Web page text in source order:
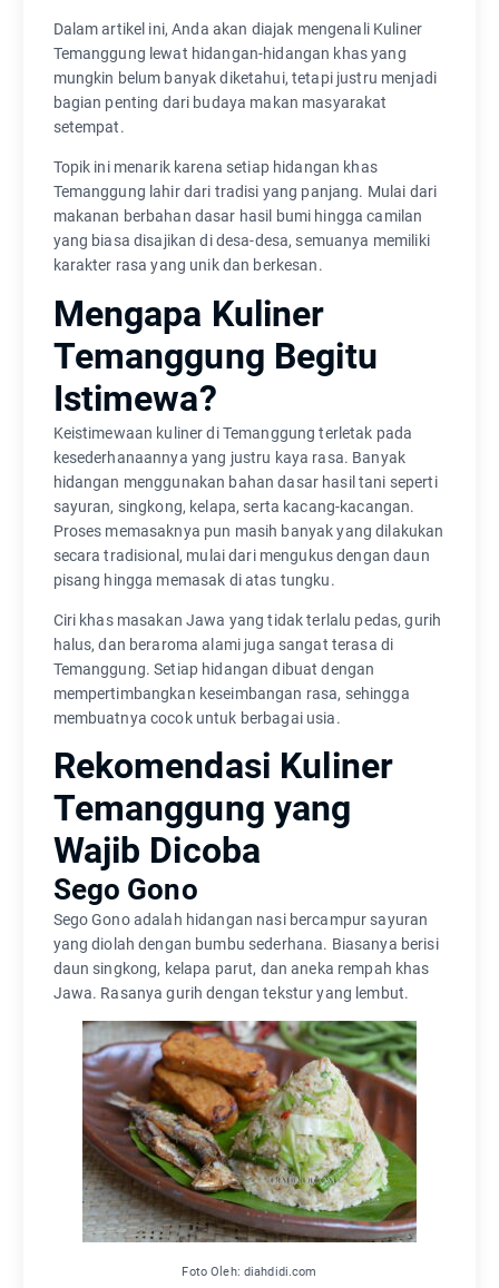
Dalam artikel ini, Anda akan diajak mengenali Kuliner
Temanggung lewat hidangan-hidangan khas yang
mungkin belum banyak diketahui, tetapi justru menjadi
bagian penting dari budaya makan masyarakat
setempat.
Topik ini menarik karena setiap hidangan khas
Temanggung lahir dari tradisi yang panjang. Mulai dari
makanan berbahan dasar hasil bumi hingga camilan
yang biasa disajikan di desa-desa, semuanya memiliki
karakter rasa yang unik dan berkesan.
Mengapa Kuliner
Temanggung Begitu
Istimewa?
Keistimewaan kuliner di Temanggung terletak pada
kesederhanaannya yang justru kaya rasa. Banyak
hidangan menggunakan bahan dasar hasil tani seperti
sayuran, singkong, kelapa, serta kacang-kacangan.
Proses memasaknya pun masih banyak yang dilakukan
secara tradisional, mulai dari mengukus dengan daun
pisang hingga memasak di atas tungku.
Ciri khas masakan Jawa yang tidak terlalu pedas, gurih
halus, dan beraroma alami juga sangat terasa di
Temanggung. Setiap hidangan dibuat dengan
mempertimbangkan keseimbangan rasa, sehingga
membuatnya cocok untuk berbagai usia.
Rekomendasi Kuliner
Temanggung yang
Wajib Dicoba
Sego Gono
Sego Gono adalah hidangan nasi bercampur sayuran
yang diolah dengan bumbu sederhana. Biasanya berisi
daun singkong, kelapa parut, dan aneka rempah khas
Jawa. Rasanya gurih dengan tekstur yang lembut.
Foto Oleh: diahdidi.com